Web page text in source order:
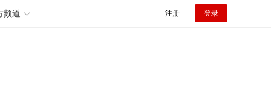
频道 注册 登录